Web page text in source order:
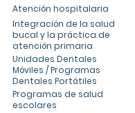
Atención hospitalaria
Integración de la salud
bucal y la práctica de
atención primaria
Unidades Dentales
Móviles / Programas
Dentales Portátiles
Programas de salud
escolares